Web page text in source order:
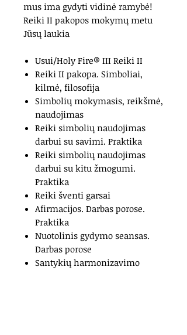
mus ima gydyti vidinė ramybė!
Reiki II pakopos mokymų metu
Jūsų laukia
Usui/Holy Fire® III Reiki II
Reiki II pakopa. Simboliai,
kilmė, filosofija
Simbolių mokymasis, reikšmė,
naudojimas
Reiki simbolių naudojimas
darbui su savimi. Praktika
Reiki simbolių naudojimas
darbui su kitu žmogumi.
Praktika
Reiki šventi garsai
Afirmacijos. Darbas porose.
Praktika
Nuotolinis gydymo seansas.
Darbas porose
Santykių harmonizavimo